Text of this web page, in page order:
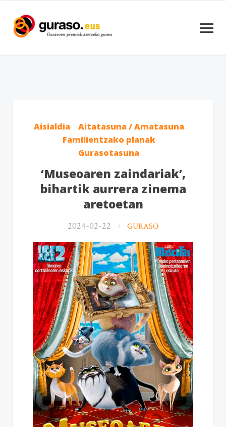
Aisialdia
Aitatasuna / Amatasuna
Familientzako planak
Gurasotasuna
‘Museoaren zaindariak’,
bihartik aurrera zinema
aretoetan
2024-02-22 GURASO